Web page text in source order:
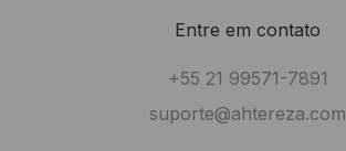
Entre em contato
+55 21 99571-7891
suporte@ahtereza.com